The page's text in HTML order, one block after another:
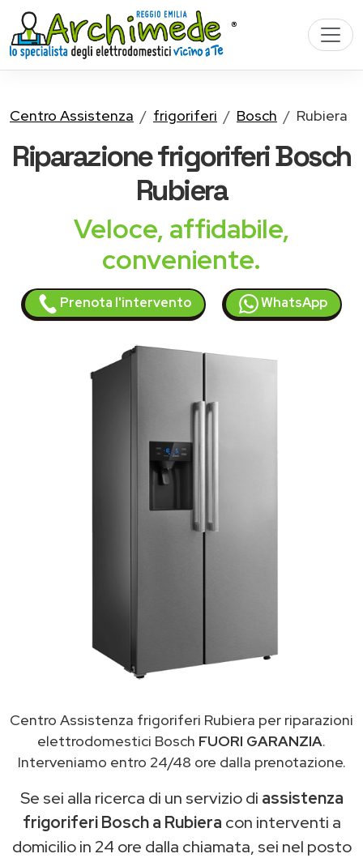
Centro Assistenza frigoriferi Bosch Rubiera
Riparazionefrigoriferi Bosch
Rubiera
Veloce, affidabile,
conveniente.
Prenota l'intervento WhatsApp
Centro Assistenza frigoriferi Rubiera per riparazioni
elettrodomestici Bosch FUORI GARANZIA.
Interveniamo entro 24/48 ore dalla prenotazione.
Se sei alla ricerca di un servizio di assistenza
frigoriferi Bosch a Rubiera con interventi a
domicilio in 24 ore dalla chiamata, sei nel posto